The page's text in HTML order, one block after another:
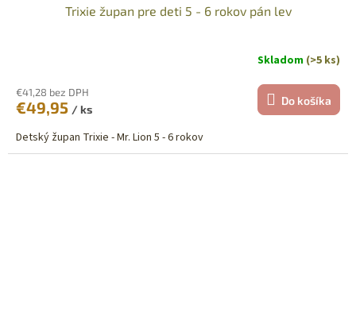
Trixie župan pre deti 5 - 6 rokov pán lev
Skladom (>5 ks)
€41,28 bez DPH
€49,95 / ks
Do košíka
Detský župan Trixie - Mr. Lion 5 - 6 rokov